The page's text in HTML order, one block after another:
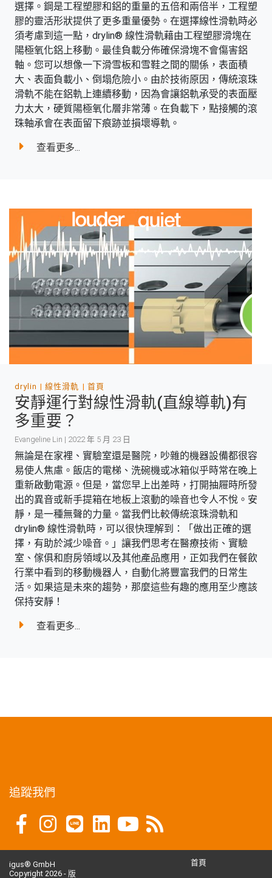
選擇。鋼是工程塑膠和鋁的重量的五倍和兩倍半，工程塑
膠的靈活形狀提供了更多重量優勢。在選擇線性滑軌時必
須考慮到這一點，drylin® 線性滑軌藉由工程塑膠滑塊在
陽極氧化鋁上移動。最佳負載分佈確保滑塊不會傷害鋁
軸。您可以想像一下滑雪板和雪鞋之間的關係，表面積
大、表面負載小、倒塌危險小。由於技術原因，傳統滾珠
滑軌不能在鋁軌上連續移動，因為會讓鋁軌承受的表面壓
力太大，硬質陽極氧化層非常薄。在負載下，點接觸的滾
珠軸承會在表面留下痕跡並損壞導軌。
查看更多...
drylin 線性滑軌 首頁
安靜運行對線性滑軌(直線導軌)有
多重要？
Evangeline Lin | 2022 年 5 月 23 日
無論是在家裡、實驗室還是醫院，吵雜的機器設備都很容
易使人焦慮。飯店的電梯、洗碗機或冰箱似乎時常在晚上
重新啟動電源。但是，當您早上出差時，打開抽屜時所發
出的異音或新手提箱在地板上滾動的噪音也令人不悅。安
靜，是一種無聲的力量。當我們比較傳統滾珠滑軌和
drylin® 線性滑軌時，可以很快理解到：「做出正確的選
擇，有助於減少噪音。」讓我們思考在醫療技術、實驗
室、傢俱和廚房領域以及其他產品應用，正如我們在餐飲
行業中看到的移動機器人，自動化將豐富我們的日常生
活。如果這是未來的趨勢，那麼這些有趣的應用至少應該
保持安靜！
查看更多...
追蹤我們
igus® GmbH
Copyright 2026 - 版
首頁